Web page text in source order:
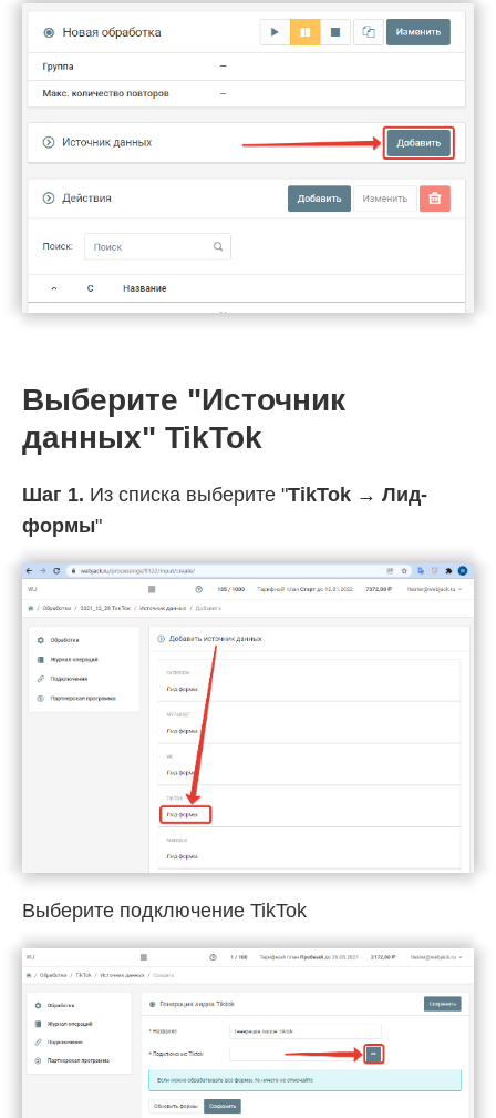
Выберите "Источник
данных" TikTok
Шаг 1. Из списка выберите "TikTok → Лид-
формы"
Выберите подключение TikTok